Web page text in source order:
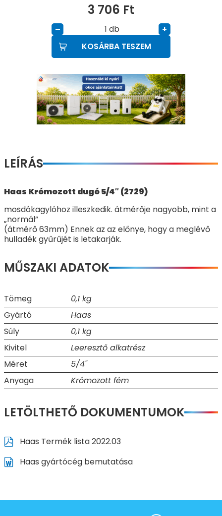
3 706 Ft
– db
+
KOSÁRBA TESZEM
LEÍRÁS
Haas Krómozott dugó 5/4″ (2729)
mosdókagylóhoz illeszkedik. átmérője nagyobb, mint a
„normál”
(átmérő 63mm) Ennek az az előnye, hogy a meglévő
hulladék gyűrűjét is letakarják.
MŰSZAKI ADATOK
Tömeg
0,1 kg
Gyártó
Haas
Súly
0,1 kg
Kivitel
Leeresztő alkatrész
Méret
5/4"
Anyaga
Krómozott fém
LETÖLTHETŐ DOKUMENTUMOK
Haas Termék lista 2022.03
Haas gyártócég bemutatása